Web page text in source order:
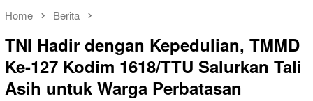
Home Berita
TNI Hadir dengan Kepedulian, TMMD
Ke-127 Kodim 1618/TTU Salurkan Tali
Asih untuk Warga Perbatasan